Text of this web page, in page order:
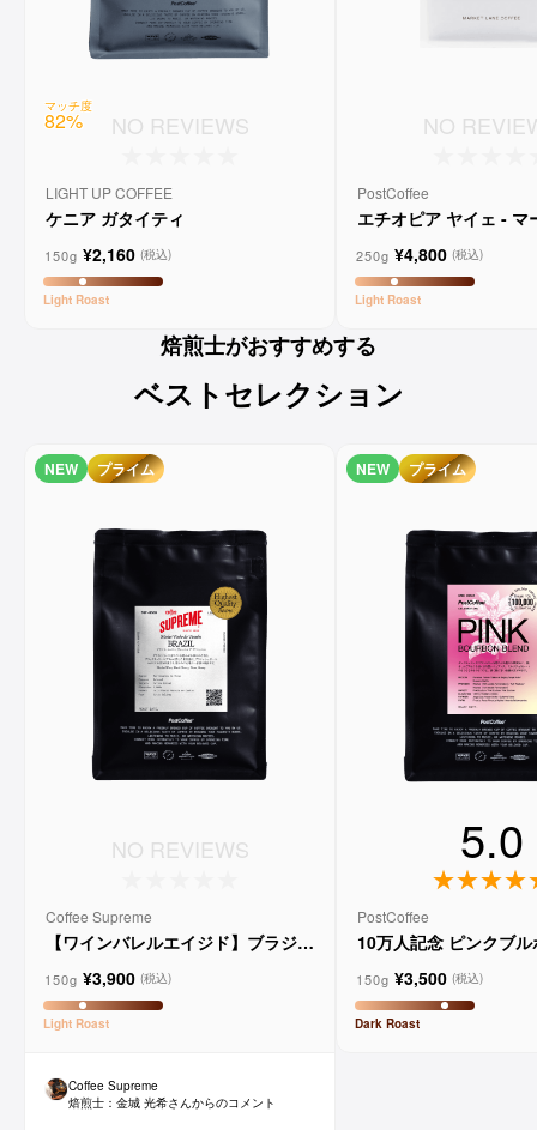
マッチ度
82% NO REVIEWS
LIGHT UP COFFEE
ケニア ガタイティ
150g ¥2,160 (税込)
Light Roast
NO
PostCoffee
エチオピア ヤイェ - マ
250g ¥4,800 (税込)
Light Roast
焙煎士がおすすめする
ベストセレクション
NEW プライム
NO REVIEWS
Coffee Supreme
【ワインバレルエイジド】ブラジル
ョ
150g ¥3,900 (税込)
Light Roast
Coffee Supreme
焙煎士： 金城 光希さんからのコメント
NEW プライム
5.0
PostCoffee
10万人記念 ピンクブ
150g ¥3,500 (税込)
Dark Roast